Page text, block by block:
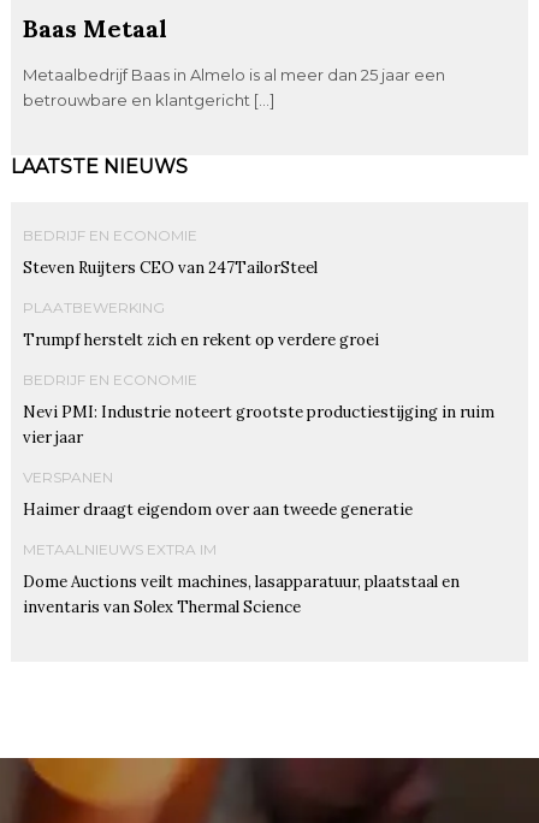
Baas Metaal
Metaalbedrijf Baas in Almelo is al meer dan 25 jaar een
betrouwbare en klantgericht […]
LAATSTE NIEUWS
BEDRIJF EN ECONOMIE
Steven Ruijters CEO van 247TailorSteel
PLAATBEWERKING
Trumpf herstelt zich en rekent op verdere groei
BEDRIJF EN ECONOMIE
Nevi PMI: Industrie noteert grootste productiestijging in ruim
vier jaar
VERSPANEN
Haimer draagt eigendom over aan tweede generatie
METAALNIEUWS EXTRA IM
Dome Auctions veilt machines, lasapparatuur, plaatstaal en
inventaris van Solex Thermal Science